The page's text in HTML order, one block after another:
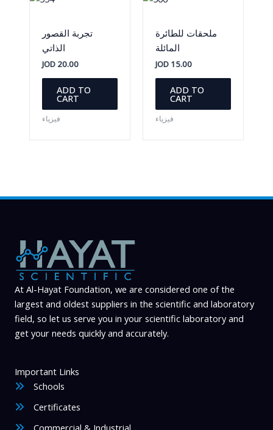
تجربة القصور
الذاتي
JOD20.00
ADD TO
CART
فيزياء
ملحقات للطائرة
المائلة
JOD 15.00
ADD TO
CART
فيزياء
At Al-Hayat Foundation, we are considered one of the
largest and oldest suppliers in the scientific and laboratory
field, so let us serve you in your scientific laboratory and
get your needs quickly and accurately.
Important Links
Schools
Certificates
Commercial & Industrial